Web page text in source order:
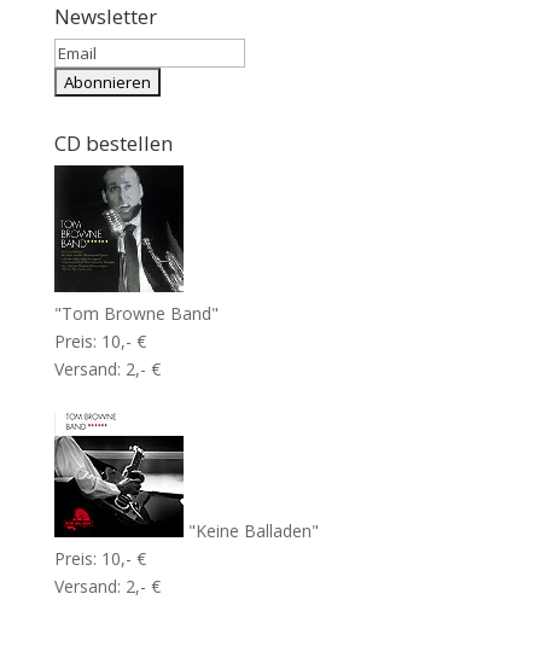
Newsletter
CD bestellen
"Tom Browne Band"
Preis: 10,- €
Versand: 2,- €
"Keine Balladen"
Preis: 10,- €
Versand: 2,- €